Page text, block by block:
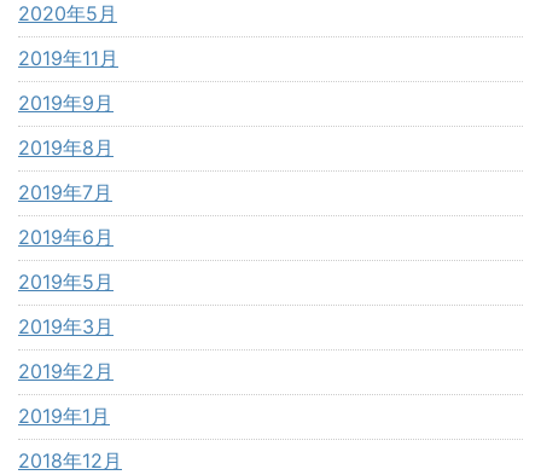
2020年5月
2019年11月
2019年9月
2019年8月
2019年7月
2019年6月
2019年5月
2019年3月
2019年2月
2019年1月
2018年12月